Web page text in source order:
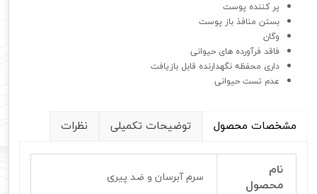
پر کننده پوست
بستن منافذ باز پوست
وگان
فاقد فرآورده های حیوانی
داری محفظه نگهدارنده قابل بازیافت
عدم تست حیوانی
مشخصات محصول توضیحات تکمیلی نظرات
نام
محصول
سرم آبرسان و ضد پیری